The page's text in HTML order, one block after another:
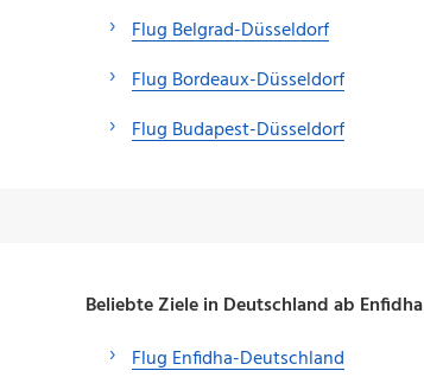
Flug Belgrad-Düsseldorf
Flug Bordeaux-Düsseldorf
Flug Budapest-Düsseldorf
Beliebte Ziele in Deutschland ab Enfidha
Flug Enfidha-Deutschland